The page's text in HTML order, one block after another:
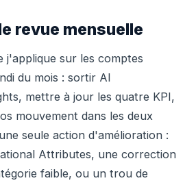
revue mensuelle
j'applique sur les comptes
du mois : sortir AI
mettre à jour les quatre KPI,
mouvement dans les deux
seule action d'amélioration :
Attributes, une correction
faible, ou un trou de